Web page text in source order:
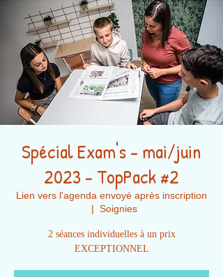
Spécial Exam's - mai/juin
2023 - TopPack #2
Lien vers l'agenda envoyé après inscription
  |
Soignies
2 séances individuelles à un prix
EXCEPTIONNEL